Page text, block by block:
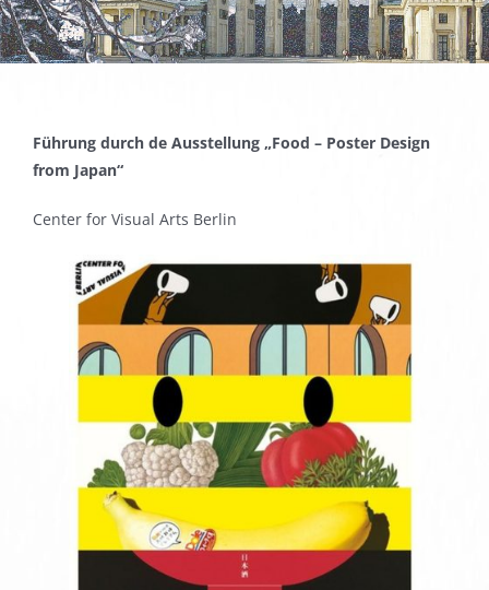
Führung durch de Ausstellung „Food – Poster Design
from Japan“
Center for Visual Arts Berlin